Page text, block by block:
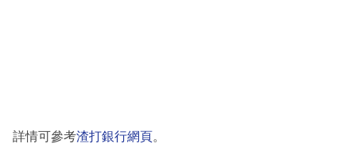
詳情可參考渣打銀行網頁。